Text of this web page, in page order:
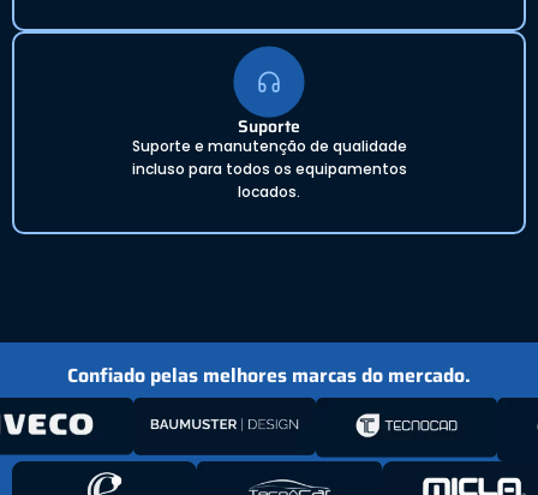
Suporte
Suporte e manutenção de qualidade
incluso para todos os equipamentos
locados.
Confiado pelas melhores marcas do mercado.